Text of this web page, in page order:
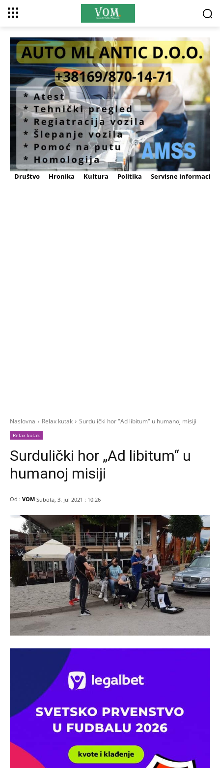
Društvo Hronika Kultura Politika Servisne informacije
Naslovna Relax kutak Surdulički hor "Ad libitum" u humanoj misiji
Relax kutak
Surdulički hor „Ad libitum“ u
humanoj misiji
Od : VOM Subota, 3. jul 2021 : 10:26